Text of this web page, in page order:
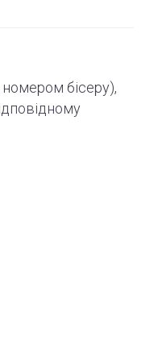
номером бісеру),